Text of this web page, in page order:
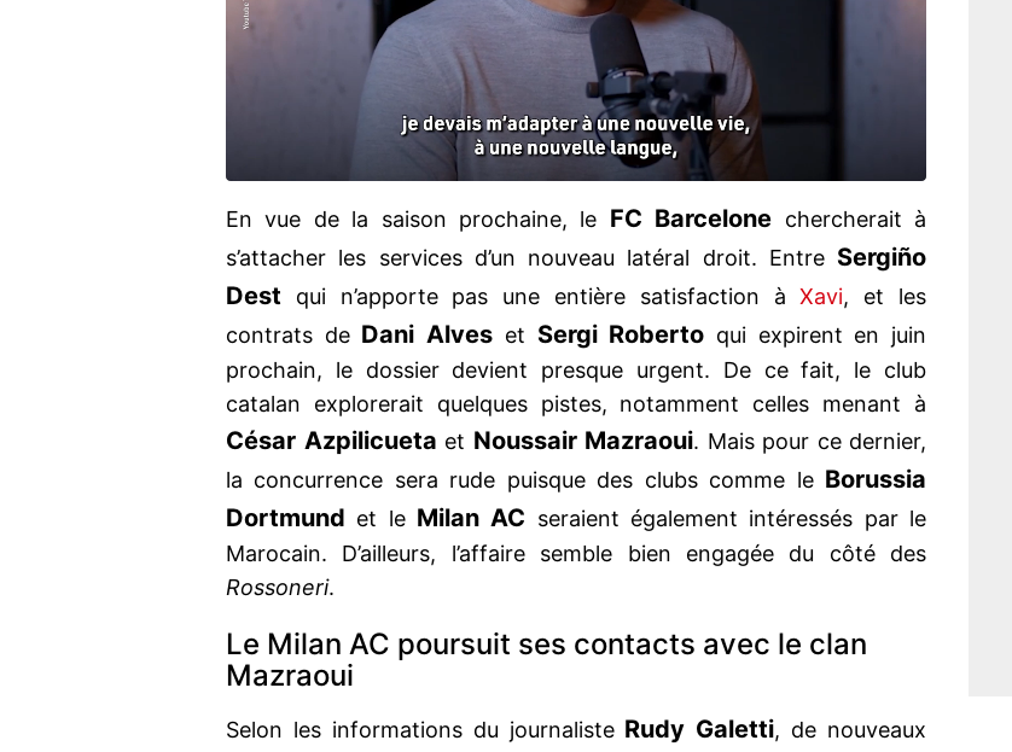
En vue de la saison prochaine, le FC Barcelone chercherait à
s’attacher les services d’un nouveau latéral droit. Entre Sergiño
Dest qui n’apporte pas une entière satisfaction àXavi, et les
contrats de Dani Alves et Sergi Roberto qui expirent en juin
prochain, le dossier devient presque urgent. De ce fait, le club
catalan explorerait quelques pistes, notamment celles menant à
César Azpilicueta et Noussair Mazraoui. Mais pour ce dernier,
la concurrence sera rude puisque des clubs comme le Borussia
Dortmund et le Milan AC seraient également intéressés par le
Marocain. D’ailleurs, l’affaire semble bien engagée du côté des
Rossoneri.
Le Milan AC poursuit ses contacts avec le clan
Mazraoui
Selon les informations du journaliste Rudy Galetti, de nouveaux